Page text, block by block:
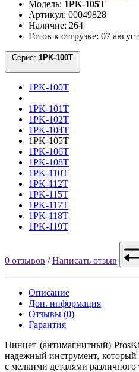
Модель: 1PK-105T
Артикул: 00049828
Наличие: 264
Готов к отгрузке: 07
Серия:
1PK-100T
1PK-101T
1PK-102T
1PK-104T
1PK-105T
1PK-106T
1PK-108T
1PK-110T
1PK-112T
1PK-115T
1PK-117T
1PK-118T
1PK-119T
0 отзывов /Написать отзыв
Описание
Доп. информация
Отзывы (0)
Гарантия
Пинцет (антимагнитный)
надежный инструмент, который
с мелкими деталями различного